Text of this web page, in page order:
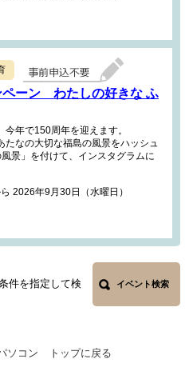
ペーン わたしの好きな ふ
年で150周年を迎えます。
たなの大切な福島の風景をハッシュ
景」を付けて、インスタグラムに
2026年9月30日（水曜日）
件を指定して検
イベント検索
ソコン トップに戻る